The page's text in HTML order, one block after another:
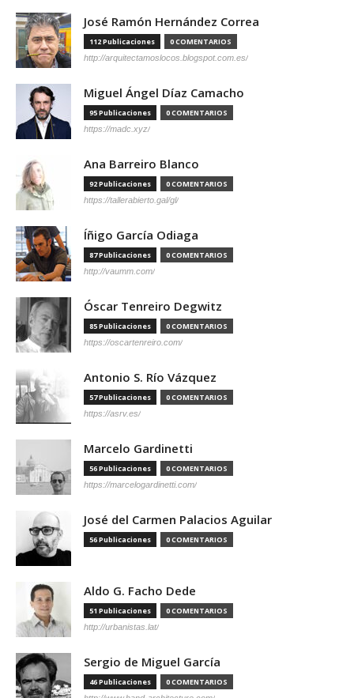
José Ramón Hernández Correa
112 Publicaciones 0 COMENTARIOS
http://arquitectamoslocos.blogspot.com.es/
Miguel Ángel Díaz Camacho
95 Publicaciones 0 COMENTARIOS
https://madc.xyz/
Ana Barreiro Blanco
92 Publicaciones 0 COMENTARIOS
https://tallerabierto.gal/gl/
Íñigo García Odiaga
87 Publicaciones 0 COMENTARIOS
http://vaumm.com/
Óscar Tenreiro Degwitz
85 Publicaciones 0 COMENTARIOS
https://oscartenreiro.com/
Antonio S. Río Vázquez
57 Publicaciones 0 COMENTARIOS
https://asrv.es/
Marcelo Gardinetti
56 Publicaciones 0 COMENTARIOS
https://marcelogardinetti.com/
José del Carmen Palacios Aguilar
56 Publicaciones 0 COMENTARIOS
Aldo G. Facho Dede
51 Publicaciones 0 COMENTARIOS
http://urbanistas.lat/
Sergio de Miguel García
46 Publicaciones 0 COMENTARIOS